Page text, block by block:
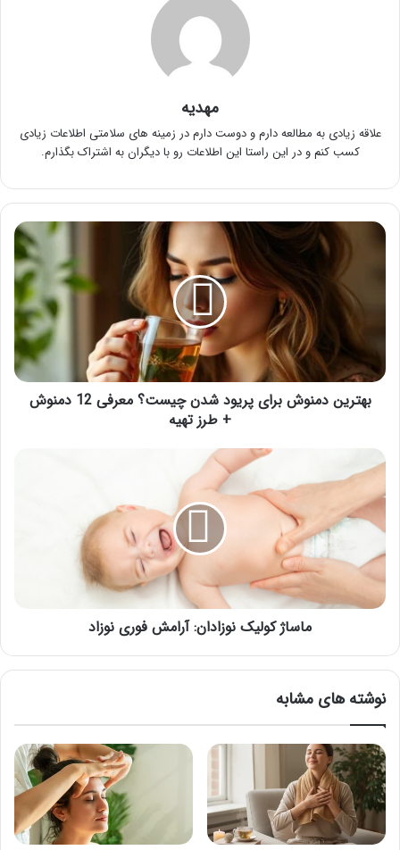
مهدیه
علاقه زیادی به مطالعه دارم و دوست دارم در زمینه های سلامتی اطلاعات زیادی
کسب کنم و در این راستا این اطلاعات رو با دیگران به اشتراک بگذارم.
بهترین
دمنوش
چیست؟
معرفی
12
دمنوش
بهترین دمنوش برای پریود شدن چیست؟ معرفی 12 دمنوش
+ طرز تهیه
ماساژ
کولیک
نوزادان:
آرامش
فوری
نوزاد
ماساژ کولیک نوزادان: آرامش فوری نوزاد
نوشته های مشابه